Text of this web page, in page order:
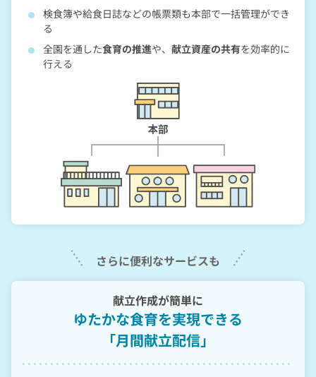
検食簿や給食日誌などの帳票類も本部で一括管理ができ
る
全園を通した食育の推進や、 献立資産の共有を効率的に
行える
さらに便利なサービスも
献立作成が簡単に
ゆたかな食育を実現できる
「月間献立配信」